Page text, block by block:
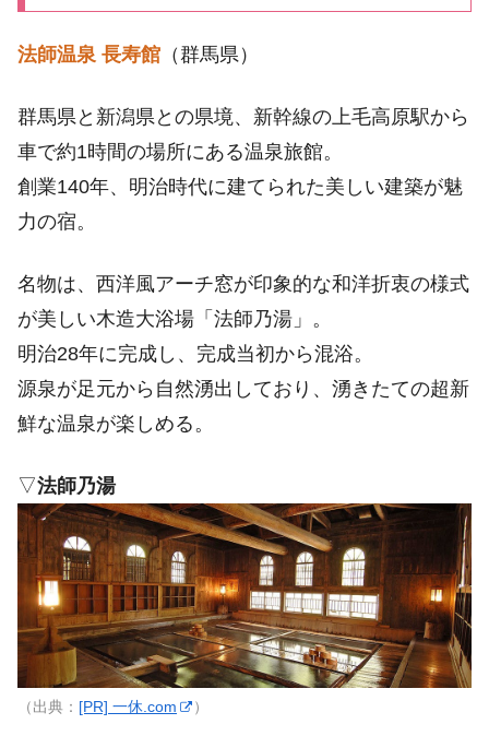
法師温泉 長寿館 （群馬県）
群馬県と新潟県との県境、新幹線の上毛高原駅から
車で約1時間の場所にある温泉旅館。
創業140年、明治時代に建てられた美しい建築が魅
力の宿。
名物は、西洋風アーチ窓が印象的な和洋折衷の様式
が美しい木造大浴場「法師乃湯」。
明治28年に完成し、完成当初から混浴。
源泉が足元から自然湧出しており、湧きたての超新
鮮な温泉が楽しめる。
▽法師乃湯
（出典： [PR] 一休.com ）